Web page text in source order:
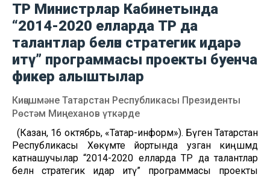
ТР Министрлар Кабинетында
“2014-2020 елларда ТР да
талантлар белән стратегик идарә
итү” программасы проекты буенча
фикер алыштылар
Киңәшмәне Татарстан Республикасы Президенты
Рөстәм Миңнеханов үткәрде
(Казан, 16 октябрь, «Татар-информ»). Бүген Татарстан
Республикасы Хөкүмәте йортында узган киңәшмәдә
катнашучылар “2014-2020 елларда ТР да талантлар
белән стратегик идарә итү” программасы проекты